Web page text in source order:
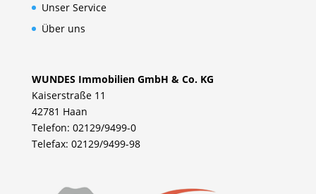
Unser Service
Über uns
WUNDES Immobilien GmbH & Co. KG
Kaiserstraße 11
42781 Haan
Telefon: 02129/9499-0
Telefax: 02129/9499-98